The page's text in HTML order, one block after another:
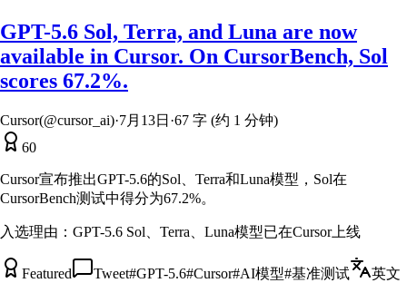
GPT-5.6 Sol, Terra, and Luna are now
available in Cursor. On CursorBench, Sol
scores 67.2%.
Cursor(@cursor_ai)·7月13日 ·67 字 (约 1 分钟)
60
Cursor宣布推出GPT-5.6的Sol、Terra和Luna模型，Sol在
CursorBench测试中得分为67.2%。
入选理由： GPT-5.6 Sol、Terra、Luna模型已在Cursor上线
Featured Tweet#GPT-5.6#Cursor#AI模型#基准测试 英文